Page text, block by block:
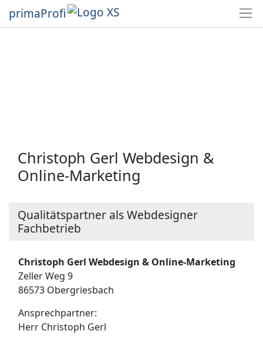
primaProfi
Christoph Gerl Webdesign &
Online-Marketing
Qualitätspartner als Webdesigner
Fachbetrieb
Christoph Gerl Webdesign & Online-Marketing
Zeller Weg 9
86573 Obergriesbach
Ansprechpartner:
Herr Christoph Gerl